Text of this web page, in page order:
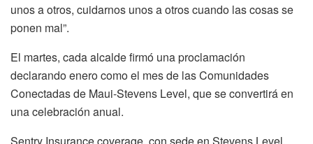
unos a otros, cuidarnos unos a otros cuando las cosas se
ponen mal”.
El martes, cada alcalde firmó una proclamación
declarando enero como el mes de las Comunidades
Conectadas de Maui-Stevens Level, que se convertirá en
una celebración anual.